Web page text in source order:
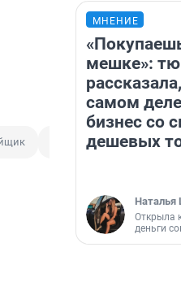
Новостройка
МНЕНИЕ
мешке»:
самом
бизнес со
дешевых
Наталья
Открыла
деньги